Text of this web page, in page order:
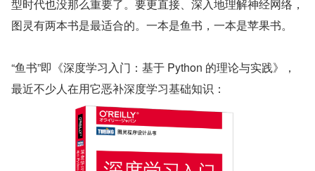
型时代也没那么重要了。要更直接、深入地理解神经网络，
图灵有两本书是最适合的。一本是鱼书，一本是苹果书。
“鱼书”即《深度学习入门：基于 Python 的理论与实践》，
最近不少人在用它恶补深度学习基础知识：